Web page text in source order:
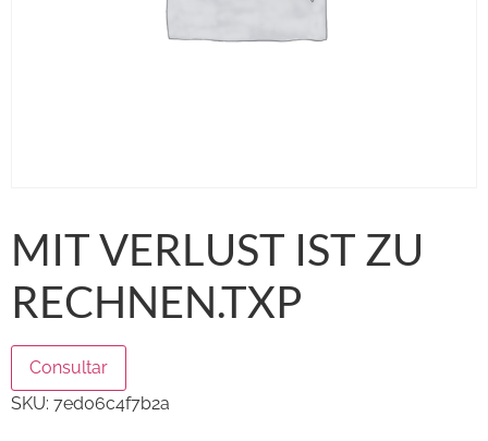
MIT VERLUST IST ZU
RECHNEN.TXP
Consultar
SKU: 7ed06c4f7b2a